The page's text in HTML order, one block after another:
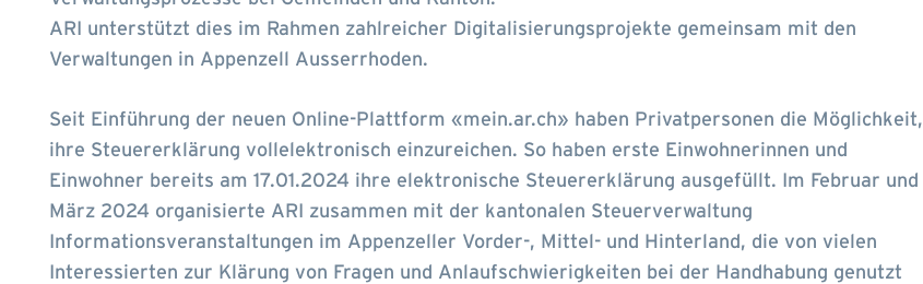
ARI unterstützt dies im Rahmen zahlreicher Digitalisierungsprojekte gemeinsam mit den
Verwaltungen in Appenzell Ausserrhoden.
Seit Einführung der neuen Online-Plattform «mein.ar.ch» haben Privatpersonen die Möglichkeit,
ihre Steuererklärung vollelektronisch einzureichen. So haben erste Einwohnerinnen und
Einwohner bereits am 17.01.2024 ihre elektronische Steuererklärung ausgefüllt. Im Februar und
März 2024 organisierte ARI zusammen mit der kantonalen Steuerverwaltung
Informationsveranstaltungen im Appenzeller Vorder-, Mittel- und Hinterland, die von vielen
Interessierten zur Klärung von Fragen und Anlaufschwierigkeiten bei der Handhabung genutzt